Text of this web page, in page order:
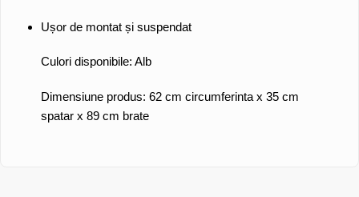
Ușor de montat și suspendat
Culori disponibile: Alb
Dimensiune produs: 62 cm circumferinta x 35 cm
spatar x 89 cm brate